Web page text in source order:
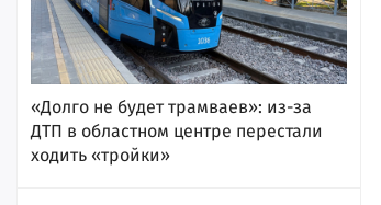
«Долго не будет трамваев»: из-за
ДТП в областном центре перестали
ходить «тройки»